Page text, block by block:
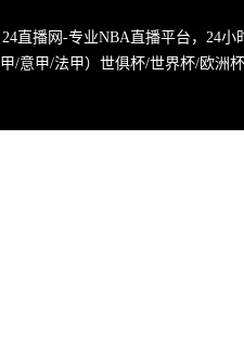
24直播网-专业NBA直播平台，24
甲/意甲/法甲）世俱杯/世界杯/欧洲